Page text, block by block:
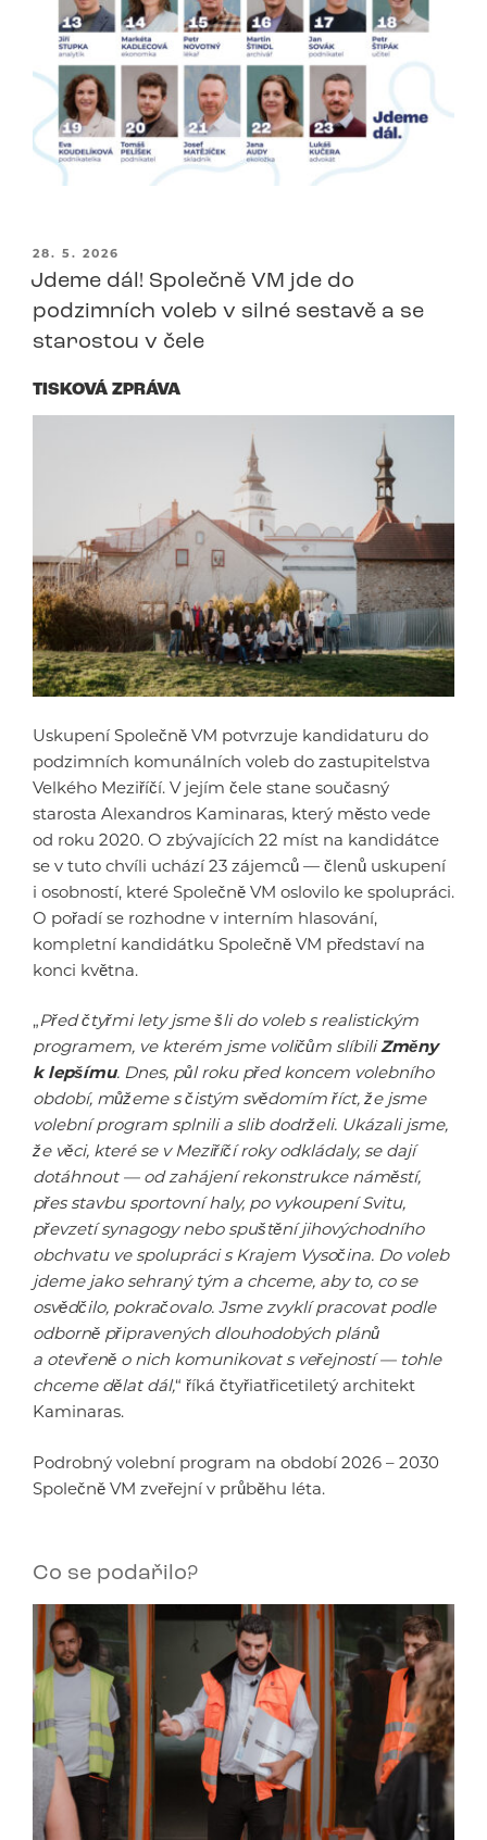
PUBLIKOVÁNO
28. 5. 2026
Jdeme dál! Společně VM jde do
podzimních voleb v silné sestavě a se
starostou v čele
TISKOVÁ ZPRÁVA
Uskupení Společně VM potvrzuje kandidaturu do
podzimních komunálních voleb do zastupitelstva
Velkého Meziříčí. V jejím čele stane současný
starosta Alexandros Kaminaras, který město vede
od roku 2020. O zbývajících 22 míst na kandidátce
se v tuto chvíli uchází 23 zájemců — členů uskupení
i osobností, které Společně VM oslovilo ke spolupráci.
O pořadí se rozhodne v interním hlasování,
kompletní kandidátku Společně VM představí na
konci května.
„Před čtyřmi lety jsme šli do voleb s realistickým
programem, ve kterém jsme voličům slíbiliZměny
k lepšímu. Dnes, půl roku před koncem volebního
období, můžeme s čistým svědomím říct, že jsme
volební program splnili a slib dodrželi. Ukázali jsme,
že věci, které se v Meziříčí roky odkládaly, se dají
dotáhnout — od zahájení rekonstrukce náměstí,
přes stavbu sportovní haly, po vykoupení Svitu,
převzetí synagogy nebo spuštění jihovýchodního
obchvatu ve spolupráci s Krajem Vysočina. Do voleb
jdeme jako sehraný tým a chceme, aby to, co se
osvědčilo, pokračovalo. Jsme zvyklí pracovat podle
odborně připravených dlouhodobých plánů
a otevřeně o nich komunikovat s veřejností — tohle
chceme dělat dál,“ říká čtyřiatřicetiletý architekt
Kaminaras.
Podrobný volební program na období 2026 – 2030
Společně VM zveřejní v průběhu léta.
Co se podařilo?